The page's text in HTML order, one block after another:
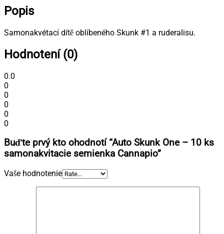
Popis
Samonakvétací dítě oblíbeného Skunk #1 a ruderalisu.
Hodnotení (0)
0.0
0
0
0
0
0
Buďte prvý kto ohodnotí “Auto Skunk One – 10 ks
samonakvitacie semienka Cannapio”
Vaše hodnotenie